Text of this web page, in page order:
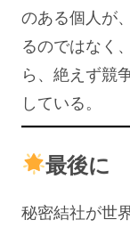
のある個人が
るのではなく
ら、絶えず競
している。
最後に
秘密結社が世